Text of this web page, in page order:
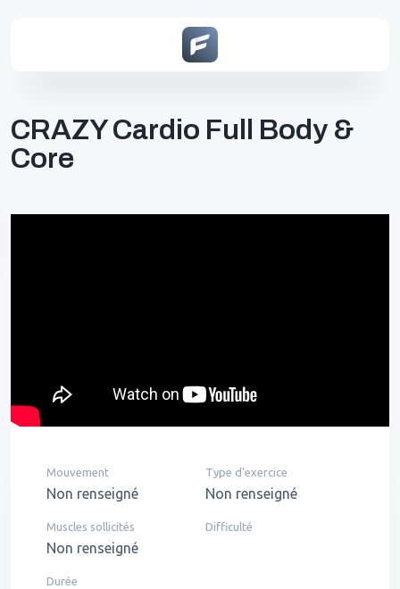
CRAZY Cardio Full Body &
Core
Mouvement
Non renseigné
Type d'exercice
Non renseigné
Muscles sollicités
Non renseigné
Difficulté
Durée